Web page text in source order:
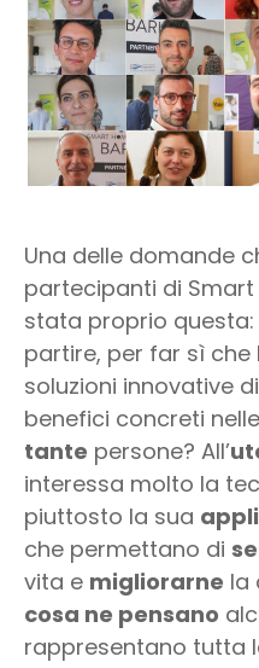
Una delle domande
partecipanti di Smart
stata proprio
partire, per far sì
soluzioni innovative
benefici concreti
tante persone? All’
interessa molto la
piuttosto la sua
che permettano di
vita e migliorarne la
cosa ne pensano
rappresentano tutta